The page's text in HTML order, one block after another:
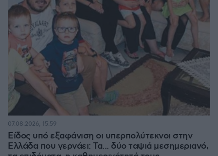
Είδος υπό εξαφάνιση οι υπερπολύτεκνοι στην
Ελλάδα που γερνάει: Τα... δύο ταψιά μεσημεριανό,
07.08.2026, 15:59